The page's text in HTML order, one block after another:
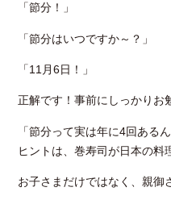
「節分！」
「節分はいつですか～？」
「11月6日！」
正解です！事前にしっかりお
「節分って実は年に4回ある
ヒントは、巻寿司が日本の料
お子さまだけではなく、親御